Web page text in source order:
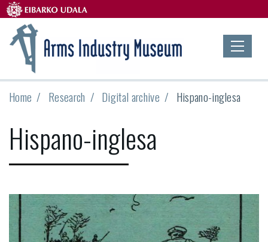
Home Research Digital archive Hispano-inglesa
Hispano-inglesa